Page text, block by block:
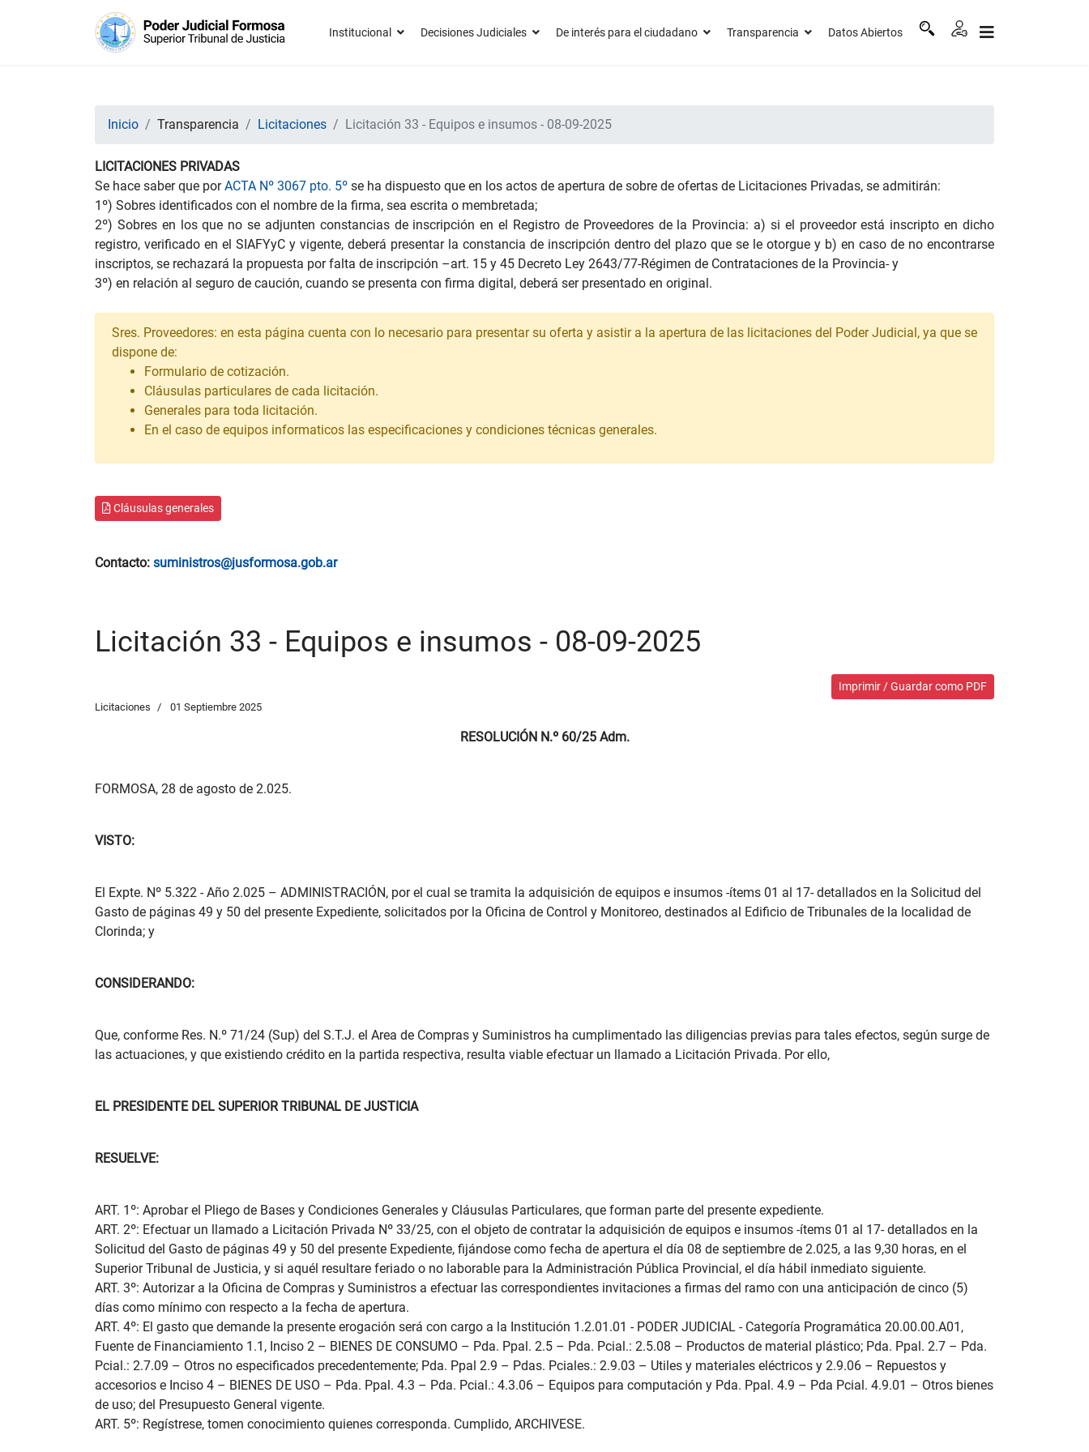
Institucional Decisiones Judiciales De interés para el ciudadano Transparencia Datos Abiertos
Inicio Transparencia Licitaciones Licitación 33 - Equipos e insumos - 08-09-2025
LICITACIONES PRIVADAS
Se hace saber que porACTA Nº 3067 pto. 5º se ha dispuesto que en los actos de apertura de sobre de ofertas de Licitaciones Privadas, se admitirán:
1º) Sobres identificados con el nombre de la firma, sea escrita o membretada;
2º) Sobres en los que no se adjunten constancias de inscripción en el Registro de Proveedores de la Provincia: a) si el proveedor está inscripto en dicho
registro, verificado en el SIAFYyC y vigente, deberá presentar la constancia de inscripción dentro del plazo que se le otorgue y b) en caso de no encontrarse
inscriptos, se rechazará la propuesta por falta de inscripción –art. 15 y 45 Decreto Ley 2643/77-Régimen de Contrataciones de la Provincia- y
3º) en relación al seguro de caución, cuando se presenta con firma digital, deberá ser presentado en original.
Sres. Proveedores: en esta página cuenta con lo necesario para presentar su oferta y asistir a la apertura de las licitaciones del Poder Judicial, ya que se
dispone de:
Formulario de cotización.
Cláusulas particulares de cada licitación.
Generales para toda licitación.
En el caso de equipos informaticos las especificaciones y condiciones técnicas generales.
Cláusulas generales
Contacto: suministros@jusformosa.gob.ar
Licitación 33 - Equipos e insumos - 08-09-2025
Imprimir / Guardar como PDF
Licitaciones 01 Septiembre 2025
RESOLUCIÓN N.º 60/25 Adm.
FORMOSA, 28 de agosto de 2.025.
VISTO:
El Expte. Nº 5.322 - Año 2.025 – ADMINISTRACIÓN, por el cual se tramita la adquisición de equipos e insumos -ítems 01 al 17- detallados en la Solicitud del
Gasto de páginas 49 y 50 del presente Expediente, solicitados por la Oficina de Control y Monitoreo, destinados al Edificio de Tribunales de la localidad de
Clorinda; y
CONSIDERANDO:
Que, conforme Res. N.º 71/24 (Sup) del S.T.J. el Area de Compras y Suministros ha cumplimentado las diligencias previas para tales efectos, según surge de
las actuaciones, y que existiendo crédito en la partida respectiva, resulta viable efectuar un llamado a Licitación Privada. Por ello,
EL PRESIDENTE DEL SUPERIOR TRIBUNAL DE JUSTICIA
RESUELVE:
ART. 1º: Aprobar el Pliego de Bases y Condiciones Generales y Cláusulas Particulares, que forman parte del presente expediente.
ART. 2º: Efectuar un llamado a Licitación Privada Nº 33/25, con el objeto de contratar la adquisición de equipos e insumos -ítems 01 al 17- detallados en la
Solicitud del Gasto de páginas 49 y 50 del presente Expediente, fijándose como fecha de apertura el día 08 de septiembre de 2.025, a las 9,30 horas, en el
Superior Tribunal de Justicia, y si aquél resultare feriado o no laborable para la Administración Pública Provincial, el día hábil inmediato siguiente.
ART. 3º: Autorizar a la Oficina de Compras y Suministros a efectuar las correspondientes invitaciones a firmas del ramo con una anticipación de cinco (5)
días como mínimo con respecto a la fecha de apertura.
ART. 4º: El gasto que demande la presente erogación será con cargo a la Institución 1.2.01.01 - PODER JUDICIAL - Categoría Programática 20.00.00.A01,
Fuente de Financiamiento 1.1, Inciso 2 – BIENES DE CONSUMO – Pda. Ppal. 2.5 – Pda. Pcial.: 2.5.08 – Productos de material plástico; Pda. Ppal. 2.7 – Pda.
Pcial.: 2.7.09 – Otros no especificados precedentemente; Pda. Ppal 2.9 – Pdas. Pciales.: 2.9.03 – Utiles y materiales eléctricos y 2.9.06 – Repuestos y
accesorios e Inciso 4 – BIENES DE USO – Pda. Ppal. 4.3 – Pda. Pcial.: 4.3.06 – Equipos para computación y Pda. Ppal. 4.9 – Pda Pcial. 4.9.01 – Otros bienes
de uso; del Presupuesto General vigente.
ART. 5º: Regístrese, tomen conocimiento quienes corresponda. Cumplido, ARCHIVESE.